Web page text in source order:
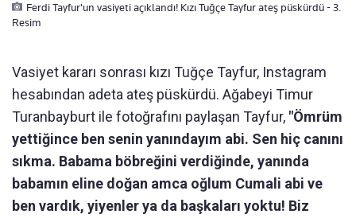
Ferdi Tayfur'un vasiyeti açıklandı! Kızı Tuğçe Tayfur ateş püskürdü - 3.
Resim
Vasiyet kararı sonrası kızı Tuğçe Tayfur, Instagram
hesabından adeta ateş püskürdü. Ağabeyi Timur
Turanbayburt ile fotoğrafını paylaşan Tayfur, "Ömrüm
yettiğince ben senin yanındayım abi. Sen hiç canını
sıkma. Babama böbreğini verdiğinde, yanında
babamın eline doğan amca oğlum Cumali abi ve
ben vardık, yiyenler ya da başkaları yoktu! Biz